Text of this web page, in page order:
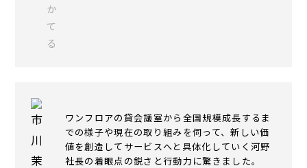
か
て
る
ワンフロアの貸会議室から全国規模成長するま
での様子や現在の取り組みを伺って、新しい価
値を創造してサービスへと具体化していく河野
社長の着眼点の鋭さと行動力に驚きました。